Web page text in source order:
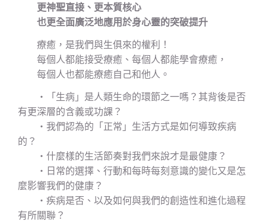
更神聖直接、更本質核心
也更全面廣泛地應用於身心靈的突破提升
療癒，是我們與生俱來的權利！
每個人都能接受療癒、每個人都能學會療癒，
每個人也都能療癒自己和他人。
‧「生病」是人類生命的環節之一嗎？其背後是否
有更深層的含義或功課？
‧我們認為的「正常」生活方式是如何導致疾病
的？
‧什麼樣的生活節奏對我們來說才是最健康？
‧日常的選擇、行動和每時每刻意識的變化又是怎
麼影響我們的健康？
‧疾病是否、以及如何與我們的創造性和進化過程
有所關聯？